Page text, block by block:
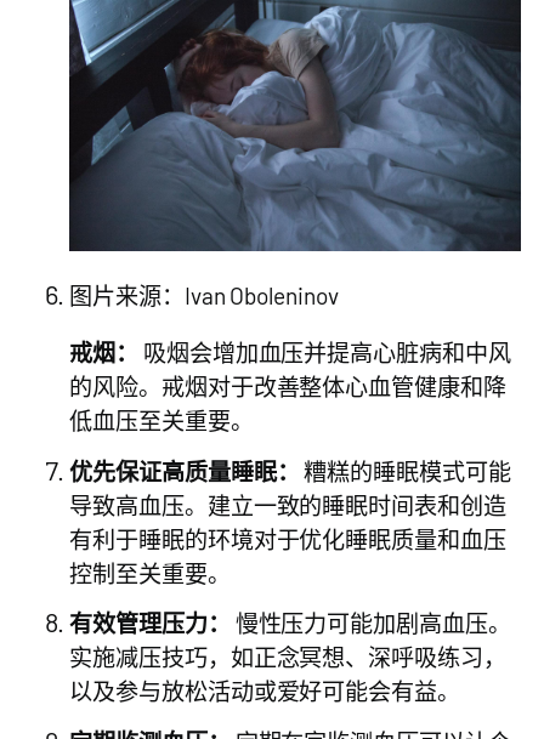
图片来源：Ivan Oboleninov
戒烟：
吸烟会增加血压并提高心脏病和中风
的风险。戒烟对于改善整体心血管健康和降
低血压至关重要。
优先保证高质量睡眠：
糟糕的睡眠模式可能
导致高血压。建立一致的睡眠时间表和创造
有利于睡眠的环境对于优化睡眠质量和血压
控制至关重要。
有效管理压力：
慢性压力可能加剧高血压。
实施减压技巧，如正念冥想、深呼吸练习，
以及参与放松活动或爱好可能会有益。